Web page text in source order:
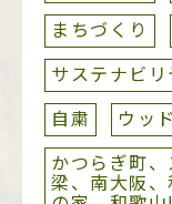
まちづくり
サステナビリ
自粛
ウッ
かつらぎ町
梁、南大阪